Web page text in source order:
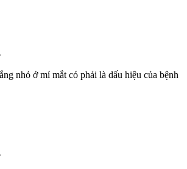
nhỏ ở mí mắt có phải là dấu hiệu của bệnh